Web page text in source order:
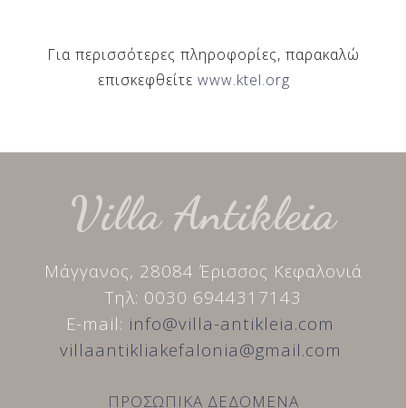
Για περισσότερες πληροφορίες, παρακαλώ
επισκεφθείτε www.ktel.org
Villa Antikleia
Μάγγανος, 28084 Έρισσος Κεφαλονιά
Τηλ: 0030 6944317143
E-mail: info@villa-antikleia.com
villaantikliakefalonia@gmail.com
ΠΡΟΣΩΠΙΚΑ ΔΕΔΟΜΕΝΑ